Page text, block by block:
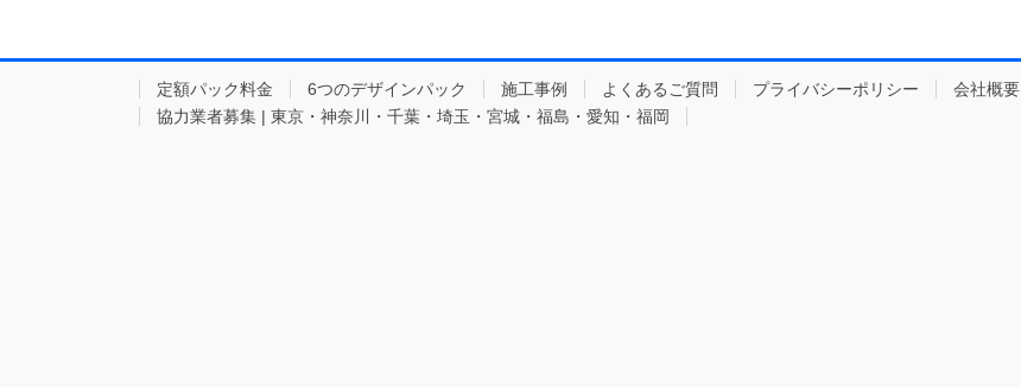
ペ
ー
ジ
ジ
ジ
定額パック料金 6つのデザインパック 施工事例 よくあるご質問 プライバシーポリシー 会社概要
協力業者募集 | 東京・神奈川・千葉・埼玉・宮城・福島・愛知・福岡